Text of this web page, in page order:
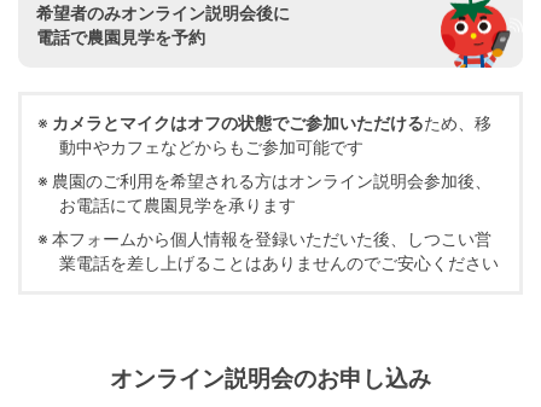
希望者のみオンライン説明会後に
電話で農園見学を予約
カメラとマイクはオフの状態でご参加いただけるため、移
動中やカフェなどからもご参加可能です
農園のご利用を希望される方はオンライン説明会参加後、
お電話にて農園見学を承ります
本フォームから個人情報を登録いただいた後、しつこい営
業電話を差し上げることはありませんのでご安心ください
オンライン説明会のお申し込み